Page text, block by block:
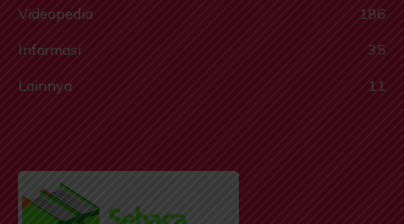
Videopedia
186
Informasi
35
Lainnya
11